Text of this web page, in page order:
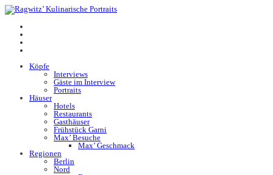
Köpfe
Interviews
Gäste im Interview
Portraits
Häuser
Hotels
Restaurants
Gasthäuser
Frühstück Garni
Max’ Besuche
Max’ Geschmack
Regionen
Berlin
Nord